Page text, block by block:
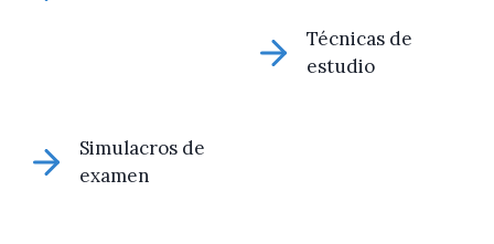
Técnicas de
estudio
Simulacros de
examen